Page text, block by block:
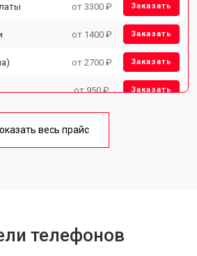
от 3300 ₽ Заказать
от 1400 ₽ Заказать
от 2700 ₽ Заказать
от 950 ₽ Заказать
от 3200 ₽
весь прайс
телефонов